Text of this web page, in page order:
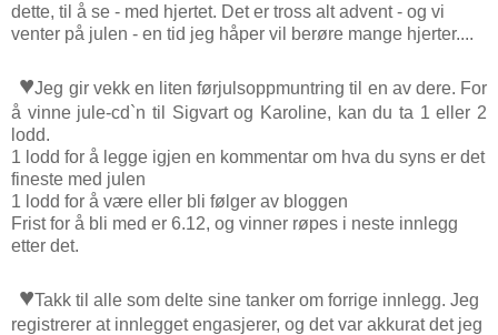
dette, til å se - med hjertet. Det er tross alt advent - og vi
venter på julen - en tid jeg håper vil berøre mange hjerter....
♥Jeg gir vekk en liten førjulsoppmuntring til en av dere. For
å vinne jule-cd`n til Sigvart og Karoline, kan du ta 1 eller 2
lodd.
1 lodd for å legge igjen en kommentar om hva du syns er det
fineste med julen
1 lodd for å være eller bli følger av bloggen
Frist for å bli med er 6.12, og vinner røpes i neste innlegg
etter det.
♥Takk til alle som delte sine tanker om forrige innlegg. Jeg
registrerer at innlegget engasjerer, og det var akkurat det jeg